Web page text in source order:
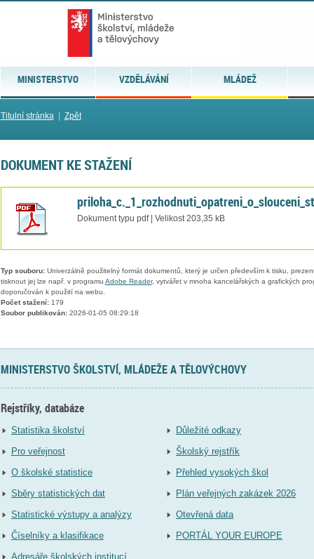
MINISTERSTVO VZDĚLÁVÁNÍ MLÁDEŽ
Titulní stránka| Zpět
DOKUMENT KE STAŽENÍ
Dokument typu pdf | Velikost 203,35 kB
Typ souboru:Univerzálně použitelný formát dokumentů, který je určen především k tisku,
tisknout jej lze např. v programu Adobe Reader, vytvářet v mnoha kancelářských a grafických
doporučován k použití na webu.
Počet stažení:179
Soubor publikován:2026-01-05 08:29:18
MINISTERSTVO ŠKOLSTVÍ, MLÁDEŽE A TĚLOVÝCHOVY
Rejstříky, databáze
Statistika školství
Pro veřejnost
O školské statistice
Sběry statistických dat
Statistické výstupy a analýzy
Číselníky a klasifikace
Adresáře školských institucí
Důležité odkazy
Školský rejstřík
Přehled vysokých škol
Plán veřejných zakázek 2026
Otevřená data
PORTÁL YOUR EUROPE